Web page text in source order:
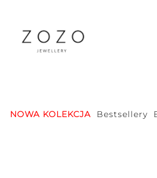
NOWA KOLEKCJA Bestsellery